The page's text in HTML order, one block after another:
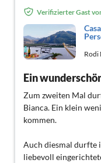
Verifizierter Gast
Rodi
Zum zweiten Mal
Bianca. Ein klein
kommen.
Auch diesmal durfte
liebevoll